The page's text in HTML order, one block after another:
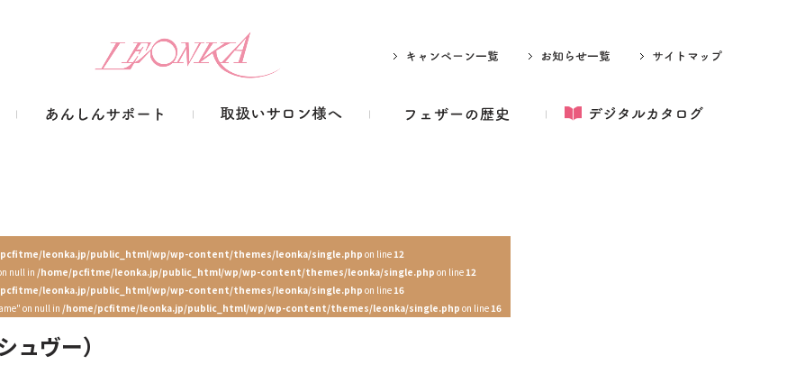
leonka.jp/public_html/wp/wp-content/themes/leonka/single.php on line12
null in /home/pcfitme/leonka.jp/public_html/wp/wp-content/themes/leonka/single.php on line12
leonka.jp/public_html/wp/wp-content/themes/leonka/single.php on line16
on null in /home/pcfitme/leonka.jp/public_html/wp/wp-content/themes/leonka/single.php on line16
ュヴー）